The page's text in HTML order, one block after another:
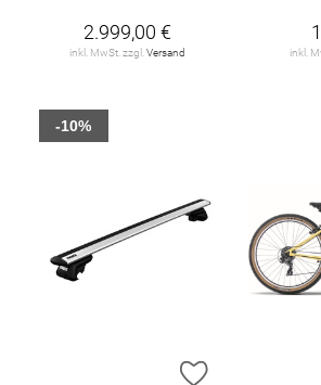
2.999,00 €
inkl. MwSt. zzgl.Versand inkl.
ZUR
-10%